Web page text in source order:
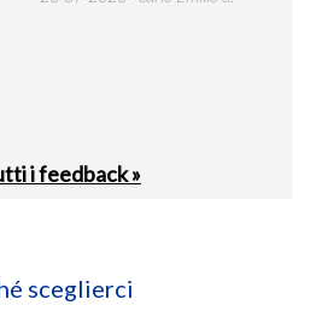
i feedback »
sceglierci